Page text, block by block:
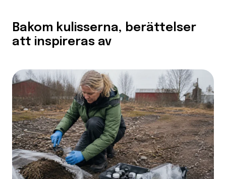
Bakom kulisserna, berättelser
att inspireras av